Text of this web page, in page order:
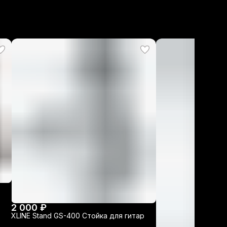
2 000 ₽
XLINE Stand GS-400 Стойка для гитар